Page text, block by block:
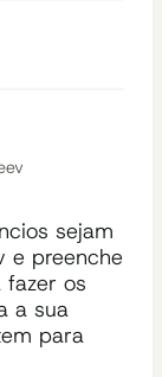
sejam
e preenche
os
a sua
para